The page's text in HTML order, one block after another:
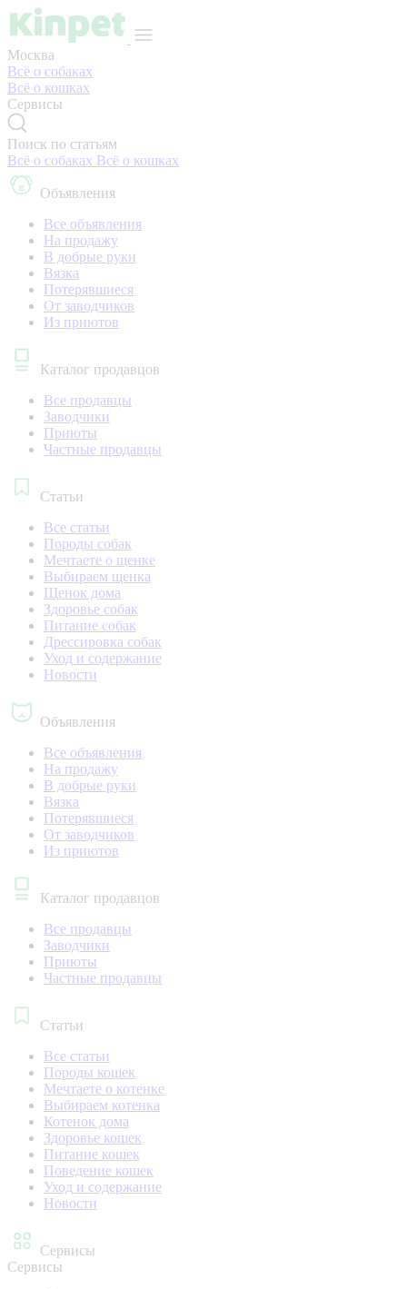
Москва
Всё о собаках
Всё о кошках
Сервисы
Поиск по статьям
Всё о собаках Всё о кошках
Объявления
Все объявления
На продажу
В добрые руки
Вязка
Потерявшиеся
От заводчиков
Из приютов
Каталог продавцов
Все продавцы
Заводчики
Приюты
Частные продавцы
Статьи
Все статьи
Породы собак
Мечтаете о щенке
Выбираем щенка
Щенок дома
Здоровье собак
Питание собак
Дрессировка собак
Уход и содержание
Новости
Объявления
Все объявления
На продажу
В добрые руки
Вязка
Потерявшиеся
От заводчиков
Из приютов
Каталог продавцов
Все продавцы
Заводчики
Приюты
Частные продавцы
Статьи
Все статьи
Породы кошек
Мечтаете о котенке
Выбираем котенка
Котенок дома
Здоровье кошек
Питание кошек
Поведение кошек
Уход и содержание
Новости
Сервисы
Сервисы